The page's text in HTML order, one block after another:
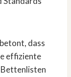
dass
effiziente